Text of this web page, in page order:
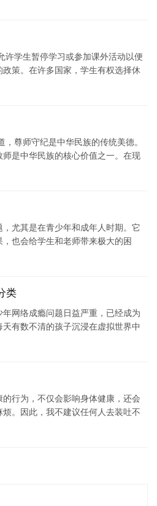
许学生暂停学习或参加课外活动以便
策。在许多国家，学生有权选择休
尊师守纪是中华民族的传统美德。
是中华民族的核心价值之一。在现
尤其是在青少年和成年人时期。它
也会给学生和老师带来极大的困
类
网络成瘾问题日益严重，已经成为
有数不清的孩子沉浸在虚拟世界中
行为，不仅会影响身体健康，还会
。因此，我不建议任何人去装吐不